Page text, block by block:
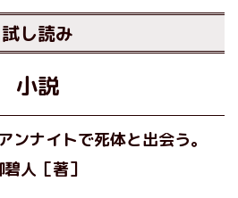
試し読み
小説
ンナイトで死体と出会う。
人［著］